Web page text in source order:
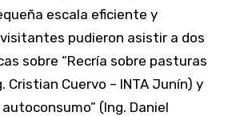
escala eficiente y
visitantes pudieron asistir a dos
sobre “Recría sobre pasturas
Cristian Cuervo – INTA Junín) y
(Ing. Daniel